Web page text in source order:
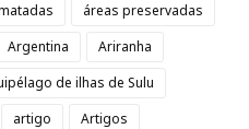
áreas preservadas
Argentina
Ariranha
de ilhas de Sulu
artigo
Artigos